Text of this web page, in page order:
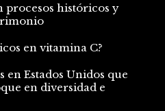
procesos históricos y
en vitamina C?
en Estados Unidos que
en diversidad e